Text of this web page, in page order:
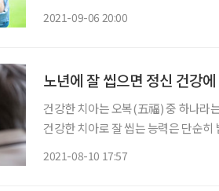
2021-09-06 20:00
노년에 잘 씹으면 정신 건강에
건강한 치아는 오복(五福) 중 하나라
건강한 치아로 잘 씹는 능력은 단순히 밥
2021-08-10 17:57